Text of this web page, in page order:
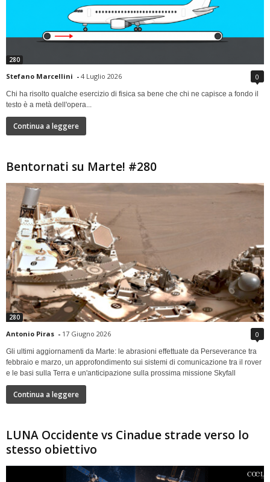
280
Stefano Marcellini - 4 Luglio 2026 0
Chi ha risolto qualche esercizio di fisica sa bene che chi ne capisce a fondo il
testo è a metà dell'opera...
Continua a leggere
Bentornati su Marte! #280
280
Antonio Piras - 17 Giugno 2026 0
Gli ultimi aggiornamenti da Marte: le abrasioni effettuate da Perseverance tra
febbraio e marzo, un approfondimento sui sistemi di comunicazione tra il rover
e le basi sulla Terra e un'anticipazione sulla prossima missione Skyfall
Continua a leggere
LUNA Occidente vs Cinadue strade verso lo
stesso obiettivo